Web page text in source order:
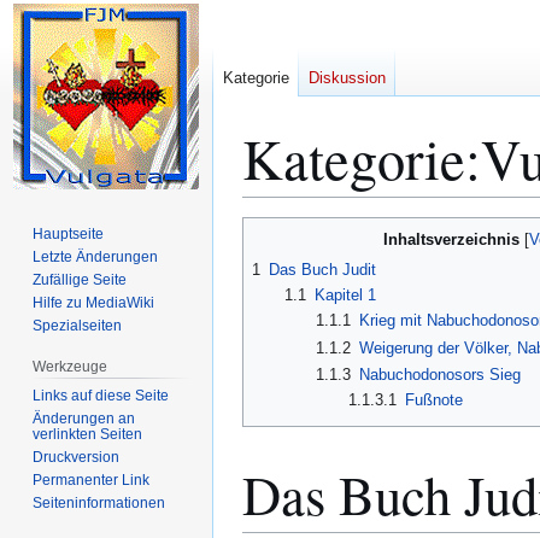
Kategorie:
Inhaltsverzeichnis
1 Das Buch Judit
1.1
Kapitel 1
1.1.1 Krieg mit
1.1.2 Weigerung der Völker,
1.1.3 Nabuchodonosors Sieg
1.1.3.1
Fußnote
Das Buch
Kategorie Diskussion
Hauptseite
Letzte Änderungen
Zufällige Seite
Hilfe zu MediaWiki
Spezialseiten
Werkzeuge
Links auf diese Seite
Änderungen an
verlinkten Seiten
Druckversion
Permanenter Link
Seiten­­informationen